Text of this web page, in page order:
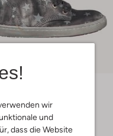
wir
und
dass die Website
89,95 € 44,95